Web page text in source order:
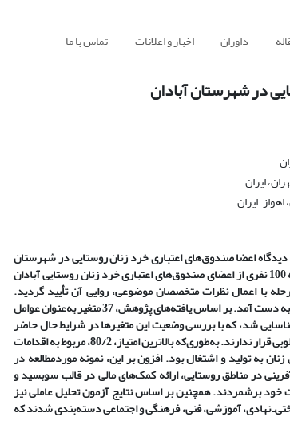
داوران اخبار و اعلانات تماس با ما
در شهرستان آبادان
ایران
ایران
اعضا صندوق‌‌های اعتباری خرد زنان روستایی در شهرستان
پیمایش توصیفی بر روی نمونه 100 نفری از اعضای صندوق‌‌های اعتباری خرد زنان روستایی آبادان
با اعمال نظرات متخصصان موضوعی، روایی آن تأیید گردید.
به‌منظور تعیین پایایی ابزار تحقیق نیز ضریب آلفای کرونباخ محاسبه شد که مقدار آن 83/0 به دست آمد. بر اساس یافته‌‌های پژوهش، 37 متغیر به‌عنوان عوامل
شد، که با بررسی وضعیت این متغیر‌ها در شرایط حال حاضر
زنان روستایی، این نتیجه حاصل شد که هیچ‌یک از متغیر‌های شناسایی‌شده در وضعیت مطلوبی قرار ندارند. به‌طوری‌که بالاترین امتیاز، 80/2، مربوط به اقدامات
به تولید و اشتغال بود. افزون بر این، نمونه موردمطالعه در
در مناطق روستایی، ارائه کمک‌‌های مالی در قالب سوبسید و
خود برشمردند. همچنین بر اساس نتایج آزمون تحلیل عاملی نیز
نهادی، آموزشی، فنی، فرهنگی و اجتماعی دسته‌بندی شدند که